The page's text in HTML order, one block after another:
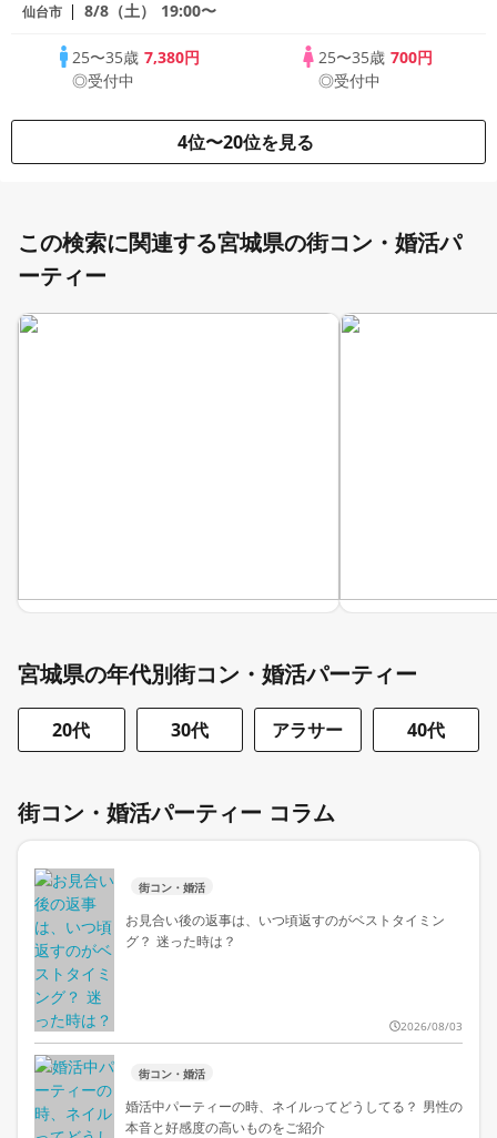
仙台市 8/8（土） 19:00〜
25〜35歳7,380円
◎受付中
25〜35歳 700円
◎受付中
4位〜20位を見る
この検索に関連する宮城県の街コン・婚活パ
ーティー
宮城県の年代別街コン・婚活パーティー
20代 30代 アラサー 40代
街コン・婚活パーティー コラム
街コン・婚活
お見合い後の返事は、いつ頃返すのがベストタイミン
グ？ 迷った時は？
2026/08/03
街コン・婚活
婚活中パーティーの時、ネイルってどうしてる？ 男性の
本音と好感度の高いものをご紹介